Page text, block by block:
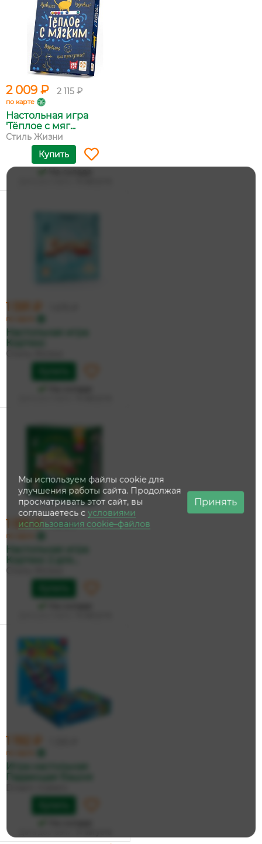
2 009 ₽ 2 115 ₽
по карте
Настольная игра
'Тёплое с мяг...
Стиль Жизни
Купить
1 591 ₽
по карте
Кортекс
Стиль Жизни
1 591 ₽ 1 675 ₽
по карте
Кортекс 2 для...
Стиль Жизни
1 192 ₽
по карте
Игра настольная
Падающая башня
Мы используем файлы cookie для
улучшения работы сайта. Продолжая
просматривать этот сайт, вы
соглашаетесь сусловиями
использования cookie–файлов
Принять